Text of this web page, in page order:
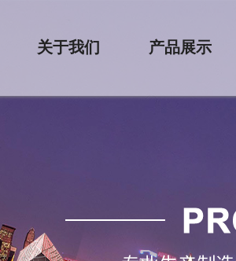
关于我们 产品展示